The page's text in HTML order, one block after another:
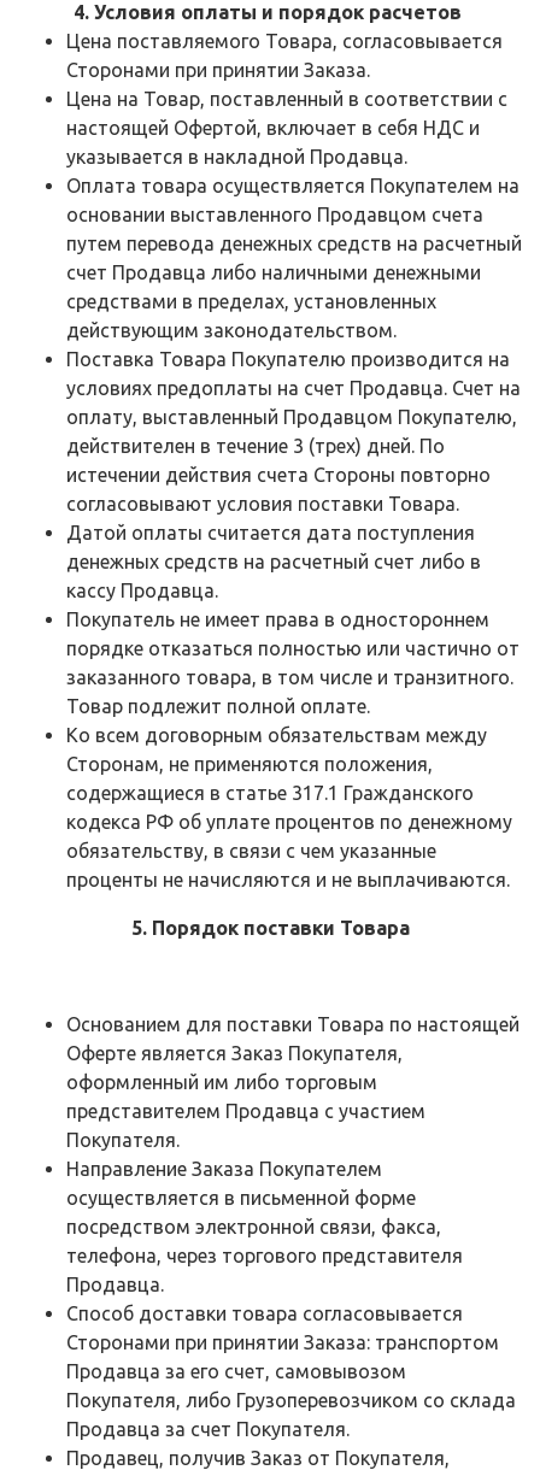
4. Условия оплаты и порядок расчетов
Цена поставляемого Товара, согласовывается
Сторонами при принятии Заказа.
Цена на Товар, поставленный в соответствии с
настоящей Офертой, включает в себя НДС и
указывается в накладной Продавца.
Оплата товара осуществляется Покупателем на
основании выставленного Продавцом счета
путем перевода денежных средств на расчетный
счет Продавца либо наличными денежными
средствами в пределах, установленных
действующим законодательством.
Поставка Товара Покупателю производится на
условиях предоплаты на счет Продавца. Счет на
оплату, выставленный Продавцом Покупателю,
действителен в течение 3 (трех) дней. По
истечении действия счета Стороны повторно
согласовывают условия поставки Товара.
Датой оплаты считается дата поступления
денежных средств на расчетный счет либо в
кассу Продавца.
Покупатель не имеет права в одностороннем
порядке отказаться полностью или частично от
заказанного товара, в том числе и транзитного.
Товар подлежит полной оплате.
Ко всем договорным обязательствам между
Сторонам, не применяются положения,
содержащиеся в статье 317.1 Гражданского
кодекса РФ об уплате процентов по денежному
обязательству, в связи с чем указанные
проценты не начисляются и не выплачиваются.
5. Порядок поставки Товара
Основанием для поставки Товара по настоящей
Оферте является Заказ Покупателя,
оформленный им либо торговым
представителем Продавца с участием
Покупателя.
Направление Заказа Покупателем
осуществляется в письменной форме
посредством электронной связи, факса,
телефона, через торгового представителя
Продавца.
Способ доставки товара согласовывается
Сторонами при принятии Заказа: транспортом
Продавца за его счет, самовывозом
Покупателя, либо Грузоперевозчиком со склада
Продавца за счет Покупателя.
Продавец, получив Заказ от Покупателя,